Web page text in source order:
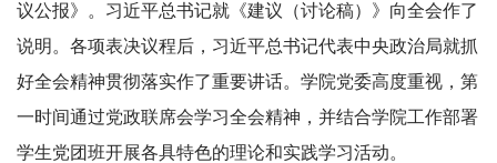
议公报》。习近平总书记就《建议（讨论稿）》向全会作了
说明。各项表决议程后，习近平总书记代表中央政治局就抓
好全会精神贯彻落实作了重要讲话。学院党委高度重视，第
一时间通过党政联席会学习全会精神，并结合学院工作部署
学生党团班开展各具特色的理论和实践学习活动。